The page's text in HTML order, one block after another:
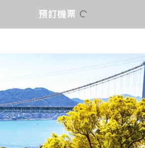
預訂機票